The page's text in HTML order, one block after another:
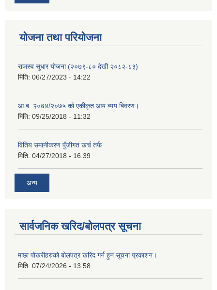
योजना तथा परियोजना
राजस्व सुधार योजना (२०७९-८० देखी २०८२-८३)
मिति: 06/27/2023 - 14:22
आ.ब. २०७४/२०७५ को एकीकृत आय ब्यय बिवरण।
मिति: 09/25/2018 - 11:32
वितिय समानीकरण पुँजीगत खर्च तर्फ
मिति: 04/27/2018 - 16:39
अन्य
सार्वजनिक खरिद/बोलपत्र सूचना
माछा पोखरीहरुको बोलपत्र खरिद गर्न हुन सूचना प्रकाशन।
मिति: 07/24/2026 - 13:58